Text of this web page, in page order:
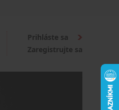
Prihláste sa
Zaregistrujte sa